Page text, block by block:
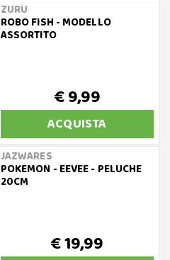
ZURU
ROBO FISH - MODELLO
ASSORTITO
€ 9,99
ACQUISTA
JAZWARES
POKEMON - EEVEE - PELUCHE
20CM
€ 19,99